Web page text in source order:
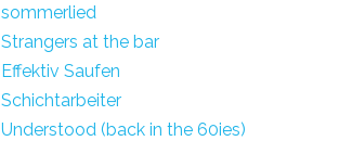
sommerlied
Strangers at the bar
Effektiv Saufen
Schichtarbeiter
Understood (back in the 60ies)